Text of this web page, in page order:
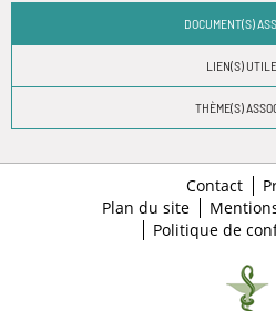
DOCUMENT(S)
LIEN(S)
THÈME(S)
Contact
Plan du site
Politique de